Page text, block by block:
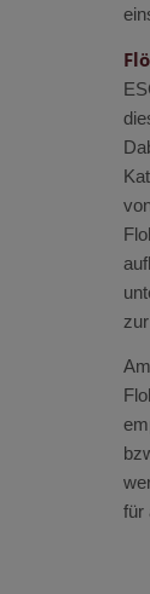
für